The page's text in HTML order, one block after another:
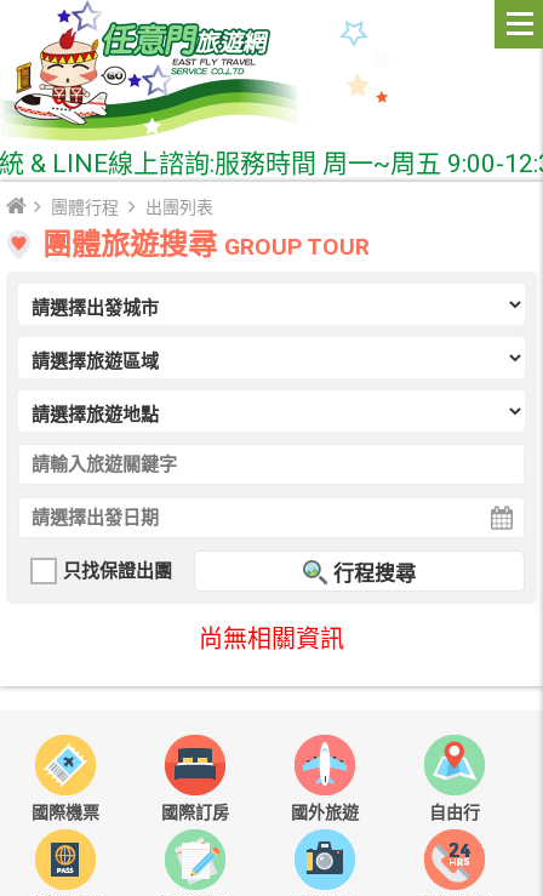
& LINE線上諮詢:服務時間 周一~周五 9:00-
團體行程 出團列表
團體旅遊搜尋 GROUP TOUR
只找保證出團 行程搜尋
尚無相關資訊
國際機票 國際訂房 國外旅遊 自由行